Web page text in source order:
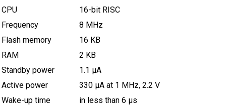
CPU
16-bit RISC
Frequency
8 MHz
Flash memory
16 KB
RAM
2 KB
Standby power
1.1 µA
Active power
330 µA at 1 MHz, 2.2 V
Wake-up time
in less than 6 µs